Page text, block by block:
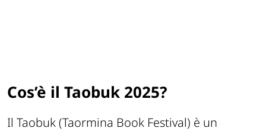
Cos’è il Taobuk 2025?
Il Taobuk (Taormina Book Festival) è un